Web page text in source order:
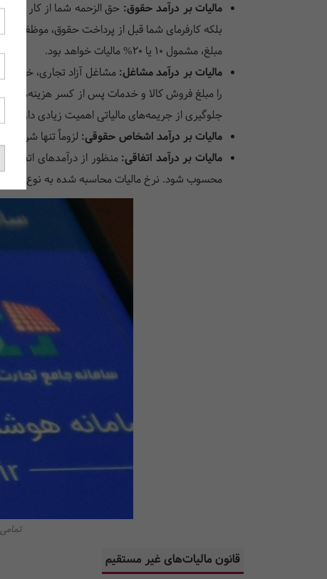
مالیات بر درآمد حقوق: حق الزحمه شما از کار نزد
مبلغ، مشمول 10 یا 20% مالیات خواهد بود.
مالیات بر درآمد مشاغل: مشاغل آزاد تجاری،
را مبلغ فروش کالا و خدمات پس از کسر هزینه‌ها
جلوگیری از جریمه‌های مالیاتی اهمیت زیادی دارد.
مالیات بر درآمد اشخاص حقوقی: لزوماً تنها
مالیات بر درآمد اتفاقی: منظور از درآمدهای
محسوب شود. نرخ مالیات محاسبه شده به نوع درآمد و
قانون مالیات‌های غیر مستقیم